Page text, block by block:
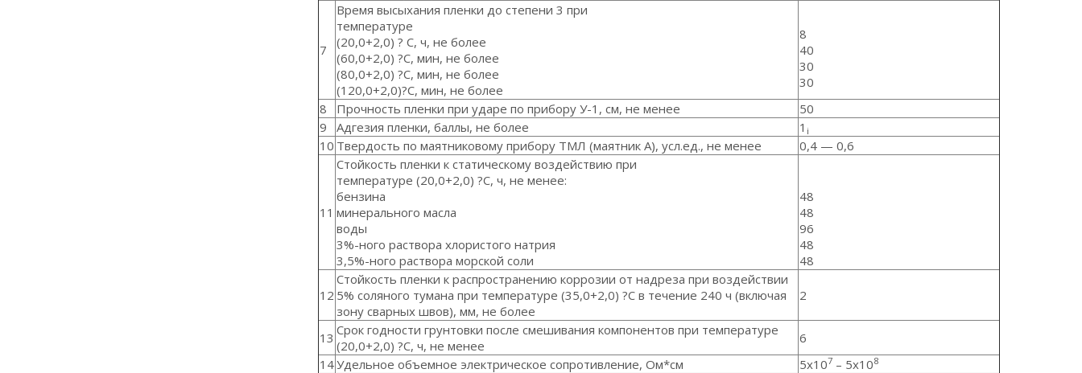
7
Время высыхания пленки до степени 3 при
температуре
(20,0+2,0) ? С, ч, не более
(60,0+2,0) ?С, мин, не более
(80,0+2,0) ?С, мин, не более
(120,0+2,0)?С, мин, не более
8
40
30
30
8
Прочность пленки при ударе по прибору У-1, см, не менее
50
9
Адгезия пленки, баллы, не более 1 i
10 Твердость по маятниковому прибору ТМЛ (маятник А), усл.ед., не менее 0,4 — 0,6
11
Стойкость пленки к статическому воздействию при
температуре (20,0+2,0) ?С, ч, не менее:
бензина
минерального масла
воды
3%-ного раствора хлористого натрия
3,5%-ного раствора морской соли
48
48
96
48
48
12
Стойкость пленки к распространению коррозии от надреза при воздействии
5% соляного тумана при температуре (35,0+2,0) ?С в течение 240 ч (включая
зону сварных швов), мм, не более
2
13 Срок годности грунтовки после смешивания компонентов при температуре
(20,0+2,0) ?С, ч, не менее
6
14Удельное объемное электрическое сопротивление, Ом*см 5x107– 5x108